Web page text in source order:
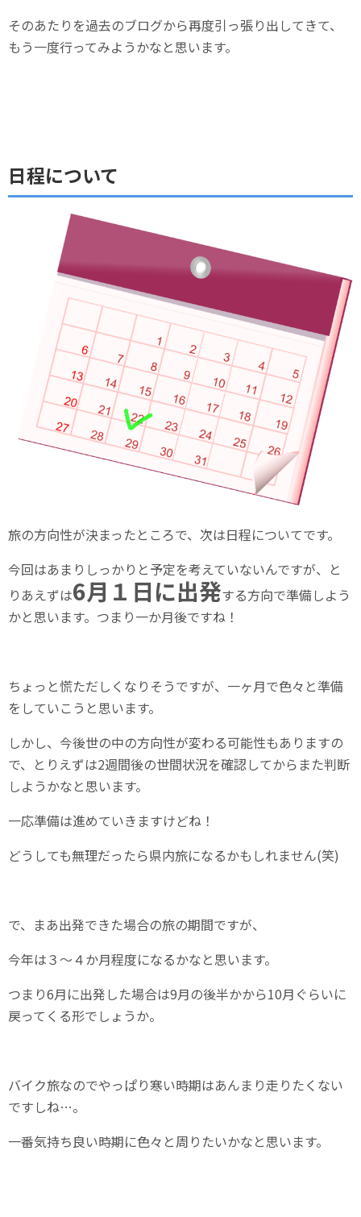
そのあたりを過去のブログから再度引っ張り出してきて、
もう一度行ってみようかなと思います。
日程について
旅の方向性が決まったところで、次は日程についてです。
今回はあまりしっかりと予定を考えていないんですが、と
りあえずは6月１日に出発する方向で準備しよう
かと思います。つまり一か月後ですね！
ちょっと慌ただしくなりそうですが、一ヶ月で色々と準備
をしていこうと思います。
しかし、今後世の中の方向性が変わる可能性もありますの
で、とりえずは2週間後の世間状況を確認してからまた判断
しようかなと思います。
一応準備は進めていきますけどね！
どうしても無理だったら県内旅になるかもしれません(笑)
で、まあ出発できた場合の旅の期間ですが、
今年は３～４か月程度になるかなと思います。
つまり6月に出発した場合は9月の後半かから10月ぐらいに
戻ってくる形でしょうか。
バイク旅なのでやっぱり寒い時期はあんまり走りたくない
ですしね…。
一番気持ち良い時期に色々と周りたいかなと思います。